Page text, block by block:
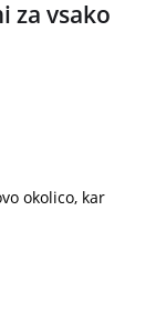
za vsako
okolico, kar